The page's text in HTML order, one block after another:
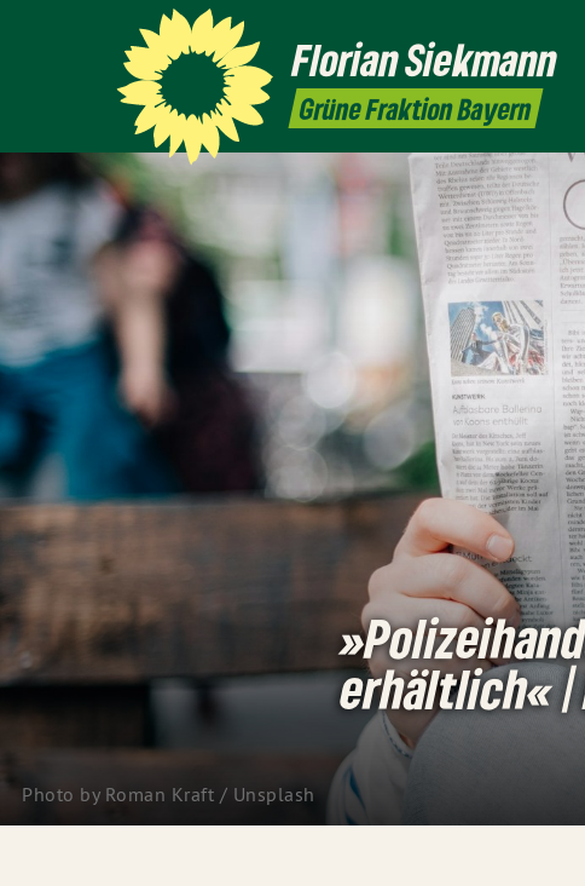
FlorianSiekmann
Grüne Fraktion Bayern
Photo by Roman Kraft / Unsplash
erhältlich« |